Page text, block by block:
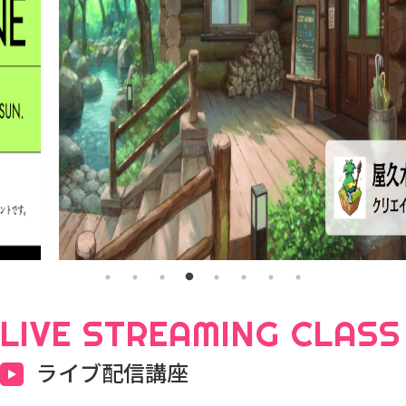
LIVE STREAMING CLASS
ライブ配信講座